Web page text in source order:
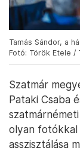
Tamás Sándor, a
Fotó: Török Etele /
Szatmár
Pataki Csaba
olyan fotókkal
asszisztálása